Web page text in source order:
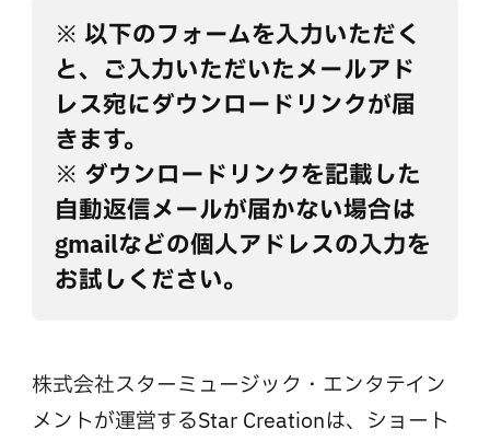
※ 以下のフォームを入力いただく
と、ご入力いただいたメールアド
レス宛にダウンロードリンクが届
きます。
※ ダウンロードリンクを記載した
自動返信メールが届かない場合は
gmailなどの個人アドレスの入力を
お試しください。
株式会社スターミュージック・エンタテイン
メントが運営するStar Creationは、ショート